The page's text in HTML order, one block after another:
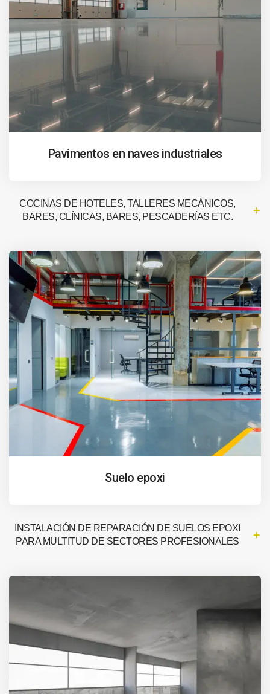
Pavimentos en naves industriales
COCINAS DE HOTELES, TALLERES MECÁNICOS,
BARES, CLÍNICAS, BARES, PESCADERÍAS ETC.
Suelo epoxi
INSTALACIÓN DE REPARACIÓN DE SUELOS EPOXI
PARA MULTITUD DE SECTORES PROFESIONALES